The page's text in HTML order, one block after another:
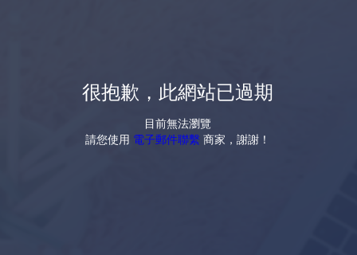
很抱歉，此網站已過期
目前無法瀏覽
請您使用 電子郵件聯繫 商家，謝謝！